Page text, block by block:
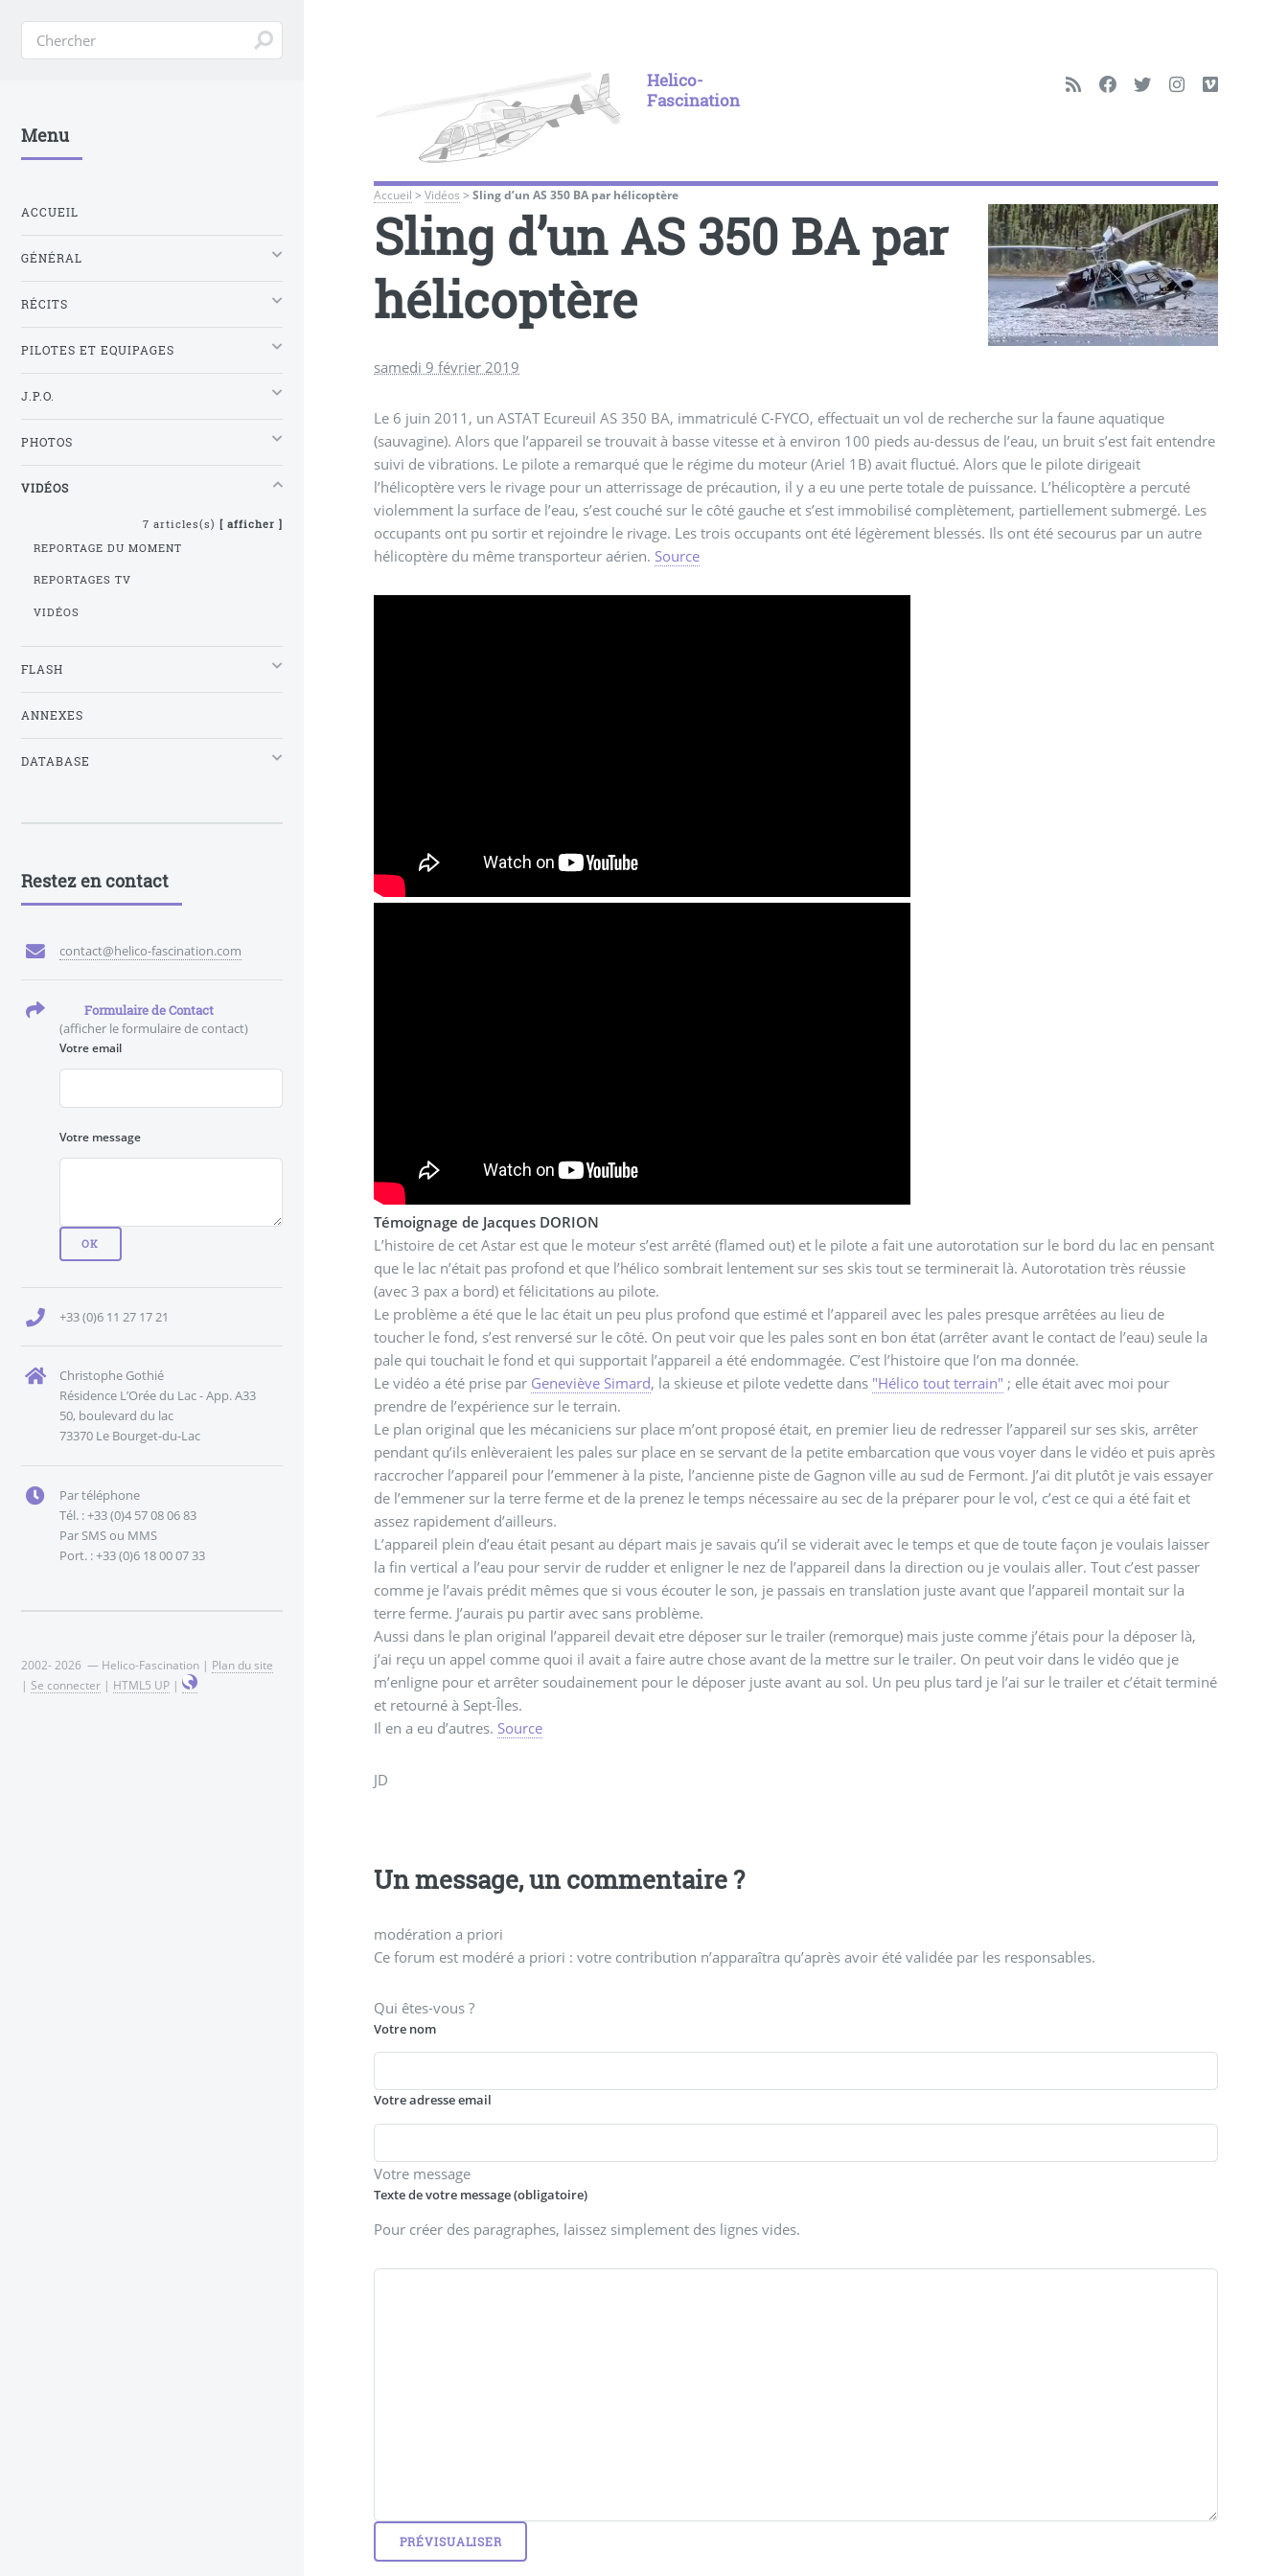
Helico-
Fascination
Accueil >Vidéos >Sling d’un AS 350 BA par hélicoptère
Sling d’un AS 350 BA par
hélicoptère
samedi 9 février 2019
Le 6 juin 2011, un ASTAT Ecureuil AS 350 BA, immatriculé C-FYCO, effectuait un vol de recherche sur la faune aquatique
(sauvagine). Alors que l’appareil se trouvait à basse vitesse et à environ 100 pieds au-dessus de l’eau, un bruit s’est fait entendre
suivi de vibrations. Le pilote a remarqué que le régime du moteur (Ariel 1B) avait fluctué. Alors que le pilote dirigeait
l’hélicoptère vers le rivage pour un atterrissage de précaution, il y a eu une perte totale de puissance. L’hélicoptère a percuté
violemment la surface de l’eau, s’est couché sur le côté gauche et s’est immobilisé complètement, partiellement submergé. Les
occupants ont pu sortir et rejoindre le rivage. Les trois occupants ont été légèrement blessés. Ils ont été secourus par un autre
hélicoptère du même transporteur aérien. Source
Témoignage de Jacques DORION
L’histoire de cet Astar est que le moteur s’est arrêté (flamed out) et le pilote a fait une autorotation sur le bord du lac en pensant
que le lac n’était pas profond et que l’hélico sombrait lentement sur ses skis tout se terminerait là. Autorotation très réussie
(avec 3 pax a bord) et félicitations au pilote.
Le problème a été que le lac était un peu plus profond que estimé et l’appareil avec les pales presque arrêtées au lieu de
toucher le fond, s’est renversé sur le côté. On peut voir que les pales sont en bon état (arrêter avant le contact de l’eau) seule la
pale qui touchait le fond et qui supportait l’appareil a été endommagée. C’est l’histoire que l’on ma donnée.
Le vidéo a été prise par Geneviève Simard, la skieuse et pilote vedette dans "Hélico tout terrain" ; elle était avec moi pour
prendre de l’expérience sur le terrain.
Le plan original que les mécaniciens sur place m’ont proposé était, en premier lieu de redresser l’appareil sur ses skis, arrêter
pendant qu’ils enlèveraient les pales sur place en se servant de la petite embarcation que vous voyer dans le vidéo et puis après
raccrocher l’appareil pour l’emmener à la piste, l’ancienne piste de Gagnon ville au sud de Fermont. J’ai dit plutôt je vais essayer
de l’emmener sur la terre ferme et de la prenez le temps nécessaire au sec de la préparer pour le vol, c’est ce qui a été fait et
assez rapidement d’ailleurs.
L’appareil plein d’eau était pesant au départ mais je savais qu’il se viderait avec le temps et que de toute façon je voulais laisser
la fin vertical a l’eau pour servir de rudder et enligner le nez de l’appareil dans la direction ou je voulais aller. Tout c’est passer
comme je l’avais prédit mêmes que si vous écouter le son, je passais en translation juste avant que l’appareil montait sur la
terre ferme. J’aurais pu partir avec sans problème.
Aussi dans le plan original l’appareil devait etre déposer sur le trailer (remorque) mais juste comme j’étais pour la déposer là,
j’ai reçu un appel comme quoi il avait a faire autre chose avant de la mettre sur le trailer. On peut voir dans le vidéo que je
m’enligne pour et arrêter soudainement pour le déposer juste avant au sol. Un peu plus tard je l’ai sur le trailer et c’était terminé
et retourné à Sept-Îles.
Il en a eu d’autres. Source
JD
Un message, un commentaire ?
modération a priori
Ce forum est modéré a priori : votre contribution n’apparaîtra qu’après avoir été validée par les responsables.
Qui êtes-vous ?
Votre nom
Votre adresse email
Votre message
Texte de votre message (obligatoire)
Pour créer des paragraphes, laissez simplement des lignes vides.
Menu
ACCUEIL
GÉNÉRAL
RÉCITS
PILOTES ET EQUIPAGES
J.P.O.
PHOTOS
VIDÉOS
7 articles(s) [ afficher ]
REPORTAGE DU MOMENT
REPORTAGES TV
VIDÉOS
FLASH
ANNEXES
DATABASE
Restez en contact
contact@helico-fascination.com
Formulaire de Contact
(afficher le formulaire de contact)
Votre email
Votre message
+33 (0)6 11 27 17 21
Christophe Gothié
Résidence L’Orée du Lac - App. A33
50, boulevard du lac
73370 Le Bourget-du-Lac
Par téléphone
Tél. : +33 (0)4 57 08 06 83
Par SMS ou MMS
Port. : +33 (0)6 18 00 07 33
2002- 2026 — Helico-Fascination | Plan du site
| Se connecter | HTML5 UP |